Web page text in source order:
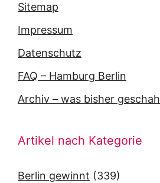
Sitemap
Impressum
Datenschutz
FAQ – Hamburg Berlin
Archiv – was bisher geschah
Artikel nach Kategorie
Berlin gewinnt (339)